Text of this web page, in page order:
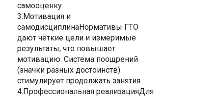
самооценку.
3.Мотивация и
самодисциплинаНормативы ГТО
дают чёткие цели и измеримые
результаты, что повышает
мотивацию. Система поощрений
(значки разных достоинств)
стимулирует продолжать занятия.
4.Профессиональная реализацияДля